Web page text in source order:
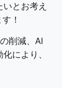
とお考え
！
削減、AI
により、